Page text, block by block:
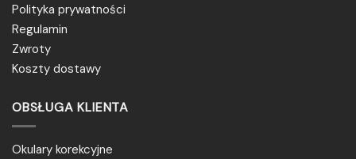
Polityka prywatności
Regulamin
Zwroty
Koszty dostawy
OBSŁUGA KLIENTA
Okulary korekcyjne